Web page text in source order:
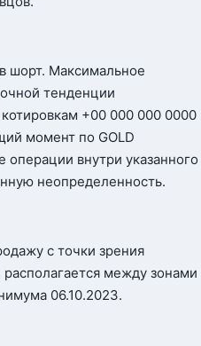
шорт. Максимальное
тенденции
+00 000 000 0000
момент по GOLD
внутри указанного
неопределенность.
с точки зрения
между зонами
06.10.2023.